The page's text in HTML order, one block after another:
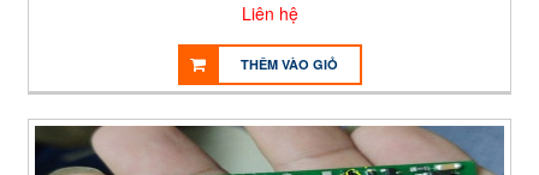
Liên hệ
THÊM VÀO GIỎ